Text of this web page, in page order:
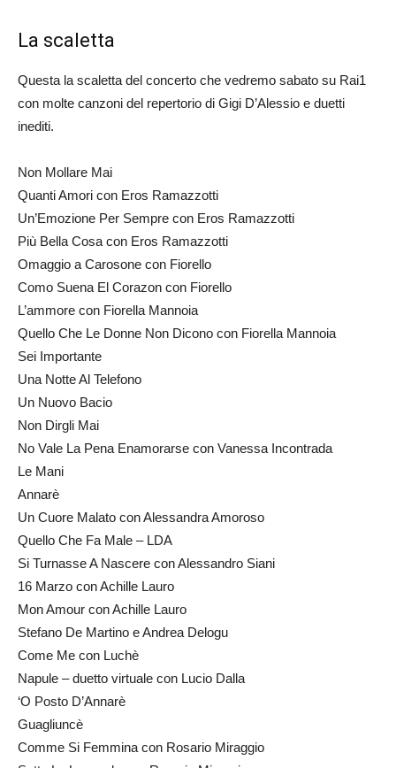
La scaletta
Questa la scaletta del concerto che vedremo sabato su Rai1
con molte canzoni del repertorio di Gigi D’Alessio e duetti
inediti.
Non Mollare Mai
Quanti Amori con Eros Ramazzotti
Un’Emozione Per Sempre con Eros Ramazzotti
Più Bella Cosa con Eros Ramazzotti
Omaggio a Carosone con Fiorello
Como Suena El Corazon con Fiorello
L’ammore con Fiorella Mannoia
Quello Che Le Donne Non Dicono con Fiorella Mannoia
Sei Importante
Una Notte Al Telefono
Un Nuovo Bacio
Non Dirgli Mai
No Vale La Pena Enamorarse con Vanessa Incontrada
Le Mani
Annarè
Un Cuore Malato con Alessandra Amoroso
Quello Che Fa Male – LDA
Si Turnasse A Nascere con Alessandro Siani
16 Marzo con Achille Lauro
Mon Amour con Achille Lauro
Stefano De Martino e Andrea Delogu
Come Me con Luchè
Napule – duetto virtuale con Lucio Dalla
‘O Posto D’Annarè
Guagliuncè
Comme Si Femmina con Rosario Miraggio